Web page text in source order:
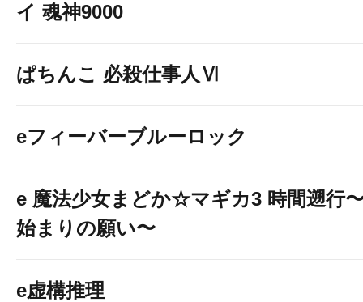
イ 魂神9000
ぱちんこ 必殺仕事人Ⅵ
eフィーバーブルーロック
e 魔法少女まどか☆マギカ3 時間遡行
始まりの願い〜
e虚構推理